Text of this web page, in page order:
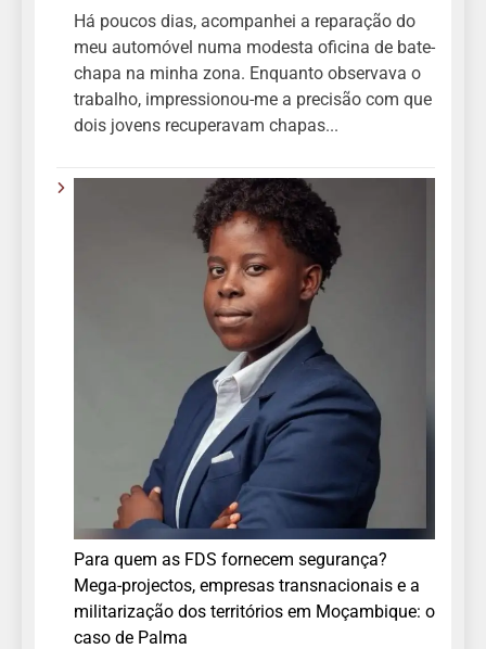
Há poucos dias, acompanhei a reparação do
meu automóvel numa modesta oficina de bate-
chapa na minha zona. Enquanto observava o
trabalho, impressionou-me a precisão com que
dois jovens recuperavam chapas...
Para quem as FDS fornecem segurança?
Mega-projectos, empresas transnacionais e a
militarização dos territórios em Moçambique: o
caso de Palma